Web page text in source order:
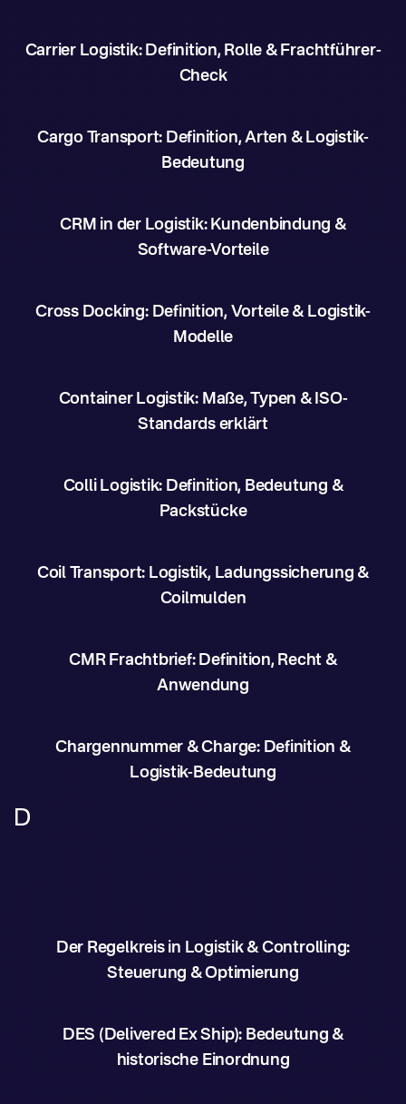
Carrier Logistik: Definition, Rolle & Frachtführer-
Check
Cargo Transport: Definition, Arten & Logistik-
Bedeutung
CRM in der Logistik: Kundenbindung &
Software-Vorteile
Cross Docking: Definition, Vorteile & Logistik-
Modelle
Container Logistik: Maße, Typen & ISO-
Standards erklärt
Colli Logistik: Definition, Bedeutung &
Packstücke
Coil Transport: Logistik, Ladungssicherung &
Coilmulden
CMR Frachtbrief: Definition, Recht &
Anwendung
Chargennummer & Charge: Definition &
Logistik-Bedeutung
D
Der Regelkreis in Logistik & Controlling:
Steuerung & Optimierung
DES (Delivered Ex Ship): Bedeutung &
historische Einordnung